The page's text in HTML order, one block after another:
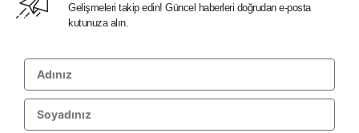
Gelişmeleri takip edin! Güncel haberleri doğrudan e-posta
kutunuza alın.